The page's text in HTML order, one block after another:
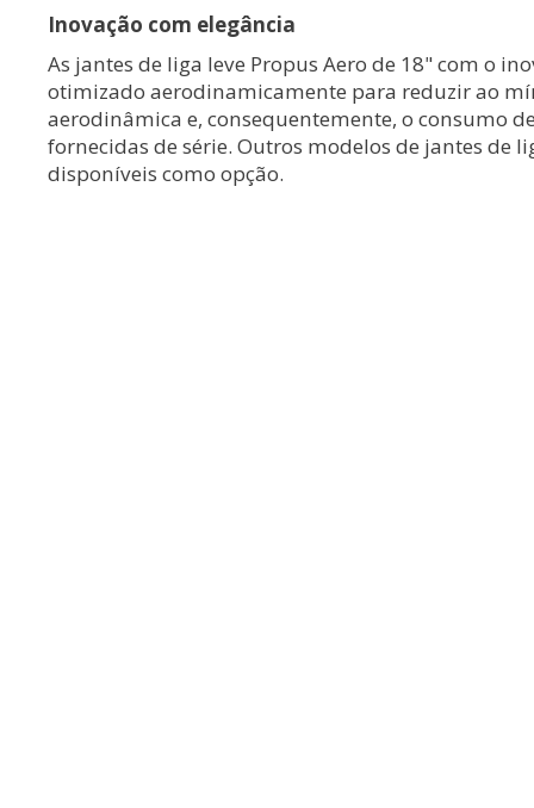
Inovação com elegância
As jantes de liga leve Propus Aero de 18" com o
otimizado aerodinamicamente para reduzir ao
aerodinâmica e, consequentemente, o consumo
fornecidas de série. Outros modelos de jantes de
disponíveis como opção.